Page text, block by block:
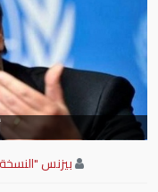
بيزنس